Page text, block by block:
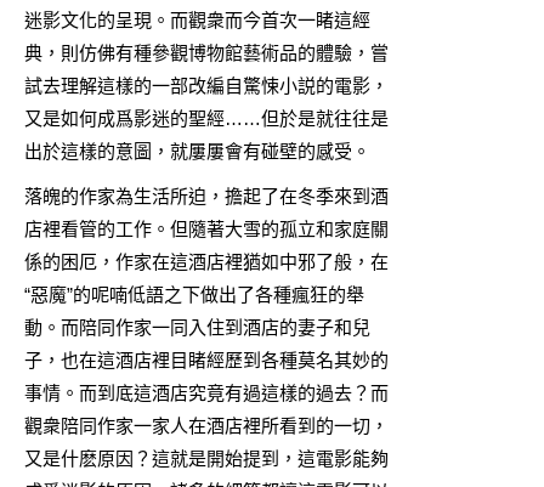
迷影文化的呈現。而觀衆而今首次一睹這經
典，則仿佛有種參觀博物館藝術品的體驗，嘗
試去理解這樣的一部改編自驚悚小説的電影，
又是如何成爲影迷的聖經……但於是就往往是
出於這樣的意圖，就屢屢會有碰壁的感受。
落魄的作家為生活所迫，擔起了在冬季來到酒
店裡看管的工作。但隨著大雪的孤立和家庭關
係的困厄，作家在這酒店裡猶如中邪了般，在
“惡魔”的呢喃低語之下做出了各種瘋狂的舉
動。而陪同作家一同入住到酒店的妻子和兒
子，也在這酒店裡目睹經歷到各種莫名其妙的
事情。而到底這酒店究竟有過這樣的過去？而
觀衆陪同作家一家人在酒店裡所看到的一切，
又是什麽原因？這就是開始提到，這電影能夠